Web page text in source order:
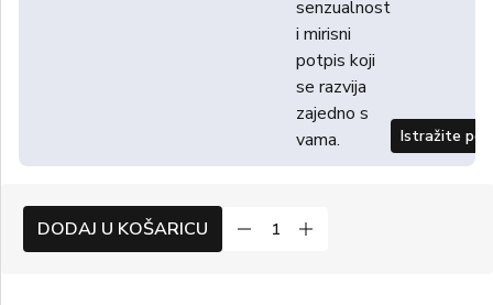
senzualnost
i mirisni
potpis koji
se razvija
zajedno s
vama.
Istražite
DODAJ U KOŠARICU